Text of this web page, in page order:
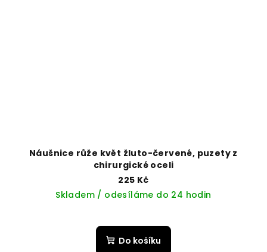
Náušnice růže květ žluto-červené, puzety z
chirurgické oceli
225 Kč
Skladem / odesíláme do 24 hodin
Do košíku